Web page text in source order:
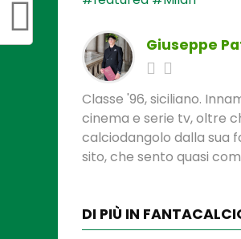
Giuseppe
Classe '96, siciliano.
cinema e serie tv, oltre
calciodangolo dalla sua
sito, che sento quasi
DI PIÙ IN